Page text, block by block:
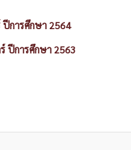
ปีการศึกษา 2564
ปีการศึกษา 2563